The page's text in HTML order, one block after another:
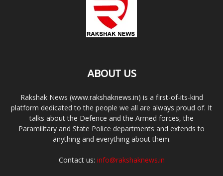
ABOUT US
Rakshak News (www.rakshaknews.in) is a first-of-its-kind
platform dedicated to the people we all are always proud of. It
talks about the Defence and the Armed forces, the
Paramilitary and State Police departments and extends to
anything and everything about them.
Contact us: info@rakshaknews.in